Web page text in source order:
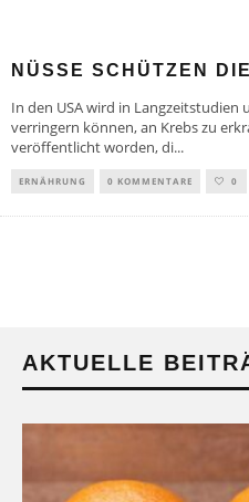
NÜSSE SCHÜTZEN
In den USA wird in Langzeitstudien
verringern können, an Krebs zu
veröffentlicht worden, di...
ERNÄHRUNG 0 KOMMENTARE 0
AKTUELLE